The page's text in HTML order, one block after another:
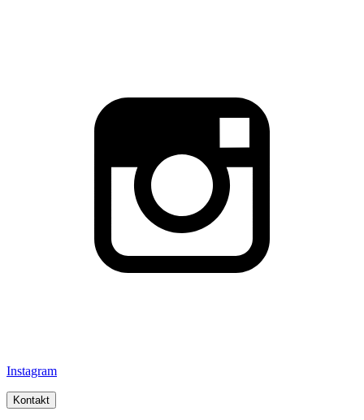
Instagram
Kontakt